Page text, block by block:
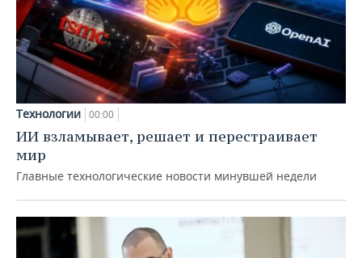
Технологии 00:00
ИИ взламывает, решает и перестраивает
мир
Главные технологические новости минувшей недели